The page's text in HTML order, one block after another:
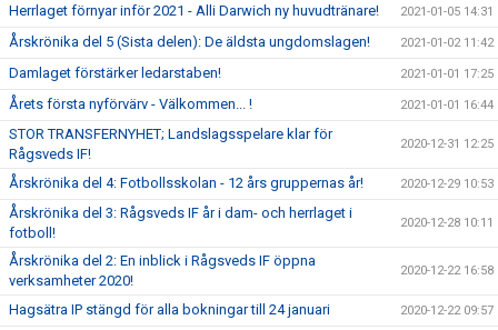
Herrlaget förnyar inför 2021 - Alli Darwich ny huvudtränare! 2021-01-05 14:31
Årskrönika del 5 (Sista delen): De äldsta ungdomslagen! 2021-01-02 11:42
Damlaget förstärker ledarstaben! 2021-01-01 17:25
Årets första nyförvärv - Välkommen... ! 2021-01-01 16:44
STOR TRANSFERNYHET; Landslagsspelare klar för
Rågsveds IF!
2020-12-31 12:25
Årskrönika del 4: Fotbollsskolan - 12 års gruppernas år! 2020-12-29 10:53
Årskrönika del 3: Rågsveds IF år i dam- och herrlaget i
fotboll!
2020-12-28 10:11
Årskrönika del 2: En inblick i Rågsveds IF öppna
verksamheter 2020!
2020-12-22 16:58
Hagsätra IP stängd för alla bokningar till 24 januari 2020-12-22 09:57